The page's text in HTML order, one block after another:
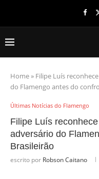
Home» Filipe Luís
do Flamengo antes do
Últimas Notícias do Flamengo
Filipe Luís
adversário do
Brasileirão
escrito por Robson Caitano